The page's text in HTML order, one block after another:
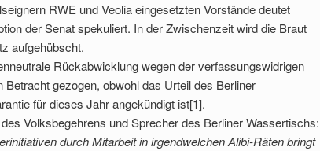
RWE und Veolia eingesetzten Vorstände deutet
der Senat spekuliert. In der Zwischenzeit wird die Braut
aufgehübscht.
Rückabwicklung wegen der verfassungswidrigen
Betracht gezogen, obwohl das Urteil des Berliner
für dieses Jahr angekündigt ist[1].
Volksbegehrens und Sprecher des Berliner Wassertischs:
durch Mitarbeit in irgendwelchen Alibi-Räten bringt